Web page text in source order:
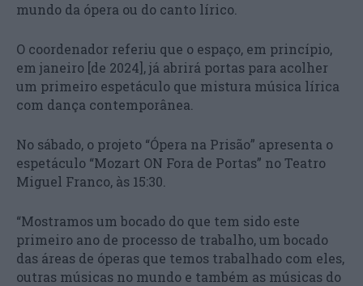
mundo da ópera ou do canto lírico.
O coordenador referiu que o espaço, em princípio,
em janeiro [de 2024], já abrirá portas para acolher
um primeiro espetáculo que mistura música lírica
com dança contemporânea.
No sábado, o projeto “Ópera na Prisão” apresenta o
espetáculo “Mozart ON Fora de Portas” no Teatro
Miguel Franco, às 15:30.
“Mostramos um bocado do que tem sido este
primeiro ano de processo de trabalho, um bocado
das áreas de óperas que temos trabalhado com eles,
outras músicas no mundo e também as músicas do